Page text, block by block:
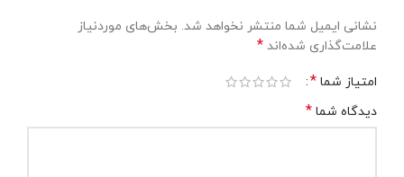
نشانی ایمیل شما منتشر نخواهد شد. بخش‌های موردنیاز
علامت‌گذاری شده‌اند *
امتیاز شما *
دیدگاه شما *